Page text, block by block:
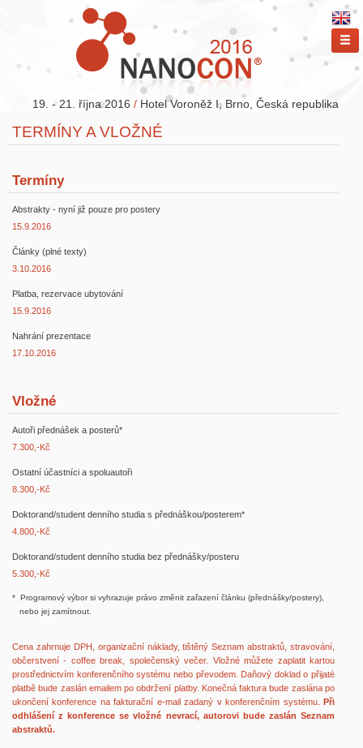
19. - 21. října 2016 / Hotel Voroněž I, Brno, Česká republika
TERMÍNY A VLOŽNÉ
Termíny
Abstrakty - nyní již pouze pro postery
15.9.2016
Články (plné texty)
3.10.2016
Platba, rezervace ubytování
15.9.2016
Nahrání prezentace
17.10.2016
Vložné
Autoři přednášek a posterů*
7.300,-Kč
Ostatní účastníci a spoluautoři
8.300,-Kč
Doktorand/student denního studia s přednáškou/posterem*
4.800,-Kč
Doktorand/student denního studia bez přednášky/posteru
5.300,-Kč
* Programový výbor si vyhrazuje právo změnit zařazení článku (přednášky/postery),
nebo jej zamítnout.
Cena zahrnuje DPH, organizační náklady, tištěný Seznam abstraktů, stravování,
občerstvení - coffee break, společenský večer. Vložné můžete zaplatit kartou
prostřednictvím konferenčního systému nebo převodem. Daňový doklad o přijaté
platbě bude zaslán emailem po obdržení platby. Konečná faktura bude zaslána po
ukončení konference na fakturační e-mail zadaný v konferenčním systému. Při
odhlášení z konference se vložné nevrací, autorovi bude zaslán Seznam
abstraktů.